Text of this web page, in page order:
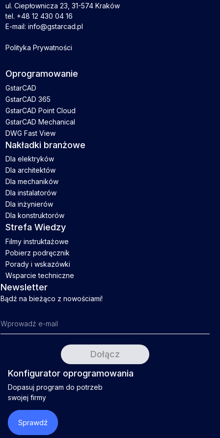
ul. Ciepłownicza 23, 31-574 Kraków
tel. +48 12 430 04 16
E-mail: info@gstarcad.pl
Polityka Prywatności
Oprogramowanie
GstarCAD
GstarCAD 365
GstarCAD Point Cloud
GstarCAD Mechanical
DWG Fast View
Nakładki branżowe
Dla elektryków
Dla architektów
Dla mechaników
Dla instalatorów
Dla inżynierów
Dla konstruktorów
Strefa Wiedzy
Filmy instruktażowe
Pobierz podręcznik
Porady i wskazówki
Wsparcie techniczne
Newsletter
Bądź na bieżąco z nowościami!
Konfigurator oprogramowania
Dopasuj program do potrzeb
swojej firmy
Sprawdź